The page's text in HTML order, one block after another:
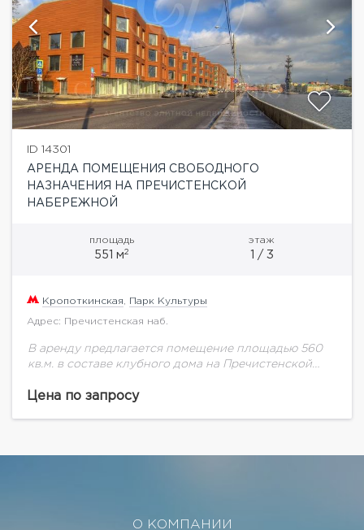
ID 14301
АРЕНДА ПОМЕЩЕНИЯ СВОБОДНОГО
НАЗНАЧЕНИЯ НА ПРЕЧИСТЕНСКОЙ
НАБЕРЕЖНОЙ
площадь
551 м2
этаж
1 / 3
Кропоткинская Парк Культуры
Адрес: Пречистенская наб.
В аренду предлагается помещение площадью 560
кв.м. в составе клубного дома на Пречистенской
й этаж: 310 кв.м (высота потолков 3,6...
Цена по запросу
О КОМПАНИИ